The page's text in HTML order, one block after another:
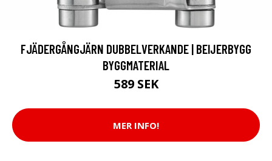
FJÄDERGÅNGJÄRN DUBBELVERKANDE | BEIJERBYGG
BYGGMATERIAL
589 SEK
MER INFO!